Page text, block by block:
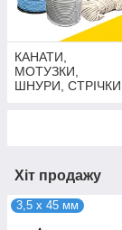
КАНАТИ,
МОТУЗКИ,
ШНУРИ, СТРІЧКИ
Хіт продажу
3,5 х 45 мм